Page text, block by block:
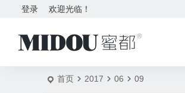
欢迎光临！
登录
首页 2017 06 09